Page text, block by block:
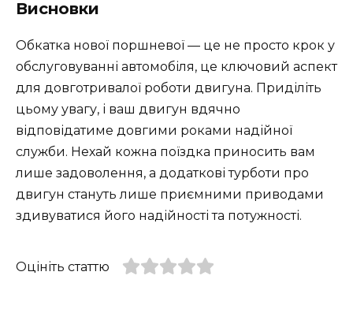
Висновки
Обкатка нової поршневої — це не просто крок у
обслуговуванні автомобіля, це ключовий аспект
для довготривалої роботи двигуна. Приділіть
цьому увагу, і ваш двигун вдячно
відповідатиме довгими роками надійної
служби. Нехай кожна поїздка приносить вам
лише задоволення, а додаткові турботи про
двигун стануть лише приємними приводами
здивуватися його надійності та потужності.
Оцініть статтю